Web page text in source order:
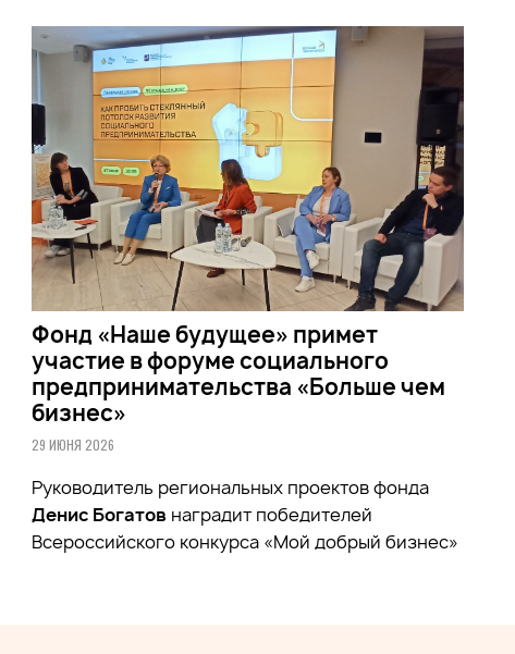
Фонд «Наше будущее» примет
участие в форуме социального
предпринимательства «Больше чем
бизнес»
29 ИЮНЯ 2026
Руководитель региональных проектов фонда
Денис Богатов наградит победителей
Всероссийского конкурса «Мой добрый бизнес»